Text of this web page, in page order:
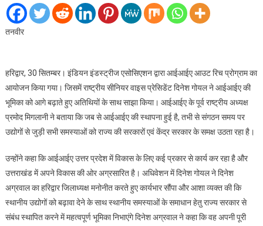
तनवीर
हरिद्वार, 30 सितम्बर। इंडियन इंडस्ट्रीज एसोसिएशन द्वारा आईआईए आउट रिच प्रोग्राम का
आयोजन किया गया। जिसमें राष्ट्रीय सीनियर वाइस प्रेसिडेंट दिनेश गोयल ने आईआईए की
भूमिका को आगे बढ़ाते हुए अतिथियों के साथ साझा किया। आईआईए के पूर्व राष्ट्रीय अध्यक्ष
प्रमोद मिगलानी ने बताया कि जब से आईआईए की स्थापना हुई है, तभी से संगठन समय पर
उद्योगों से जुड़ी सभी समस्याओं को राज्य की सरकारों एवं केंद्र सरकार के समक्ष उठता रहा है।
उन्होंने कहा कि आईआईए उत्तर प्रदेश में विकास के लिए कई प्रकार से कार्य कर रहा है और
उत्तराखंड में अपने विकास की ओर अग्रसारित है। अधिवेशन में दिनेश गोयल ने दिनेश
अग्रवाल का हरिद्वार जिलाध्यक्ष मनोनीत करते हुए कार्यभार सौंपा और आशा व्यक्त की कि
स्थानीय उद्योगों को बढ़ावा देने के साथ स्थानीय समस्याओं के समाधान हेतु राज्य सरकार से
संबंध स्थापित करने में महत्वपूर्ण भूमिका निभाएंगे दिनेश अग्रवाल ने कहा कि वह अपनी पूरी